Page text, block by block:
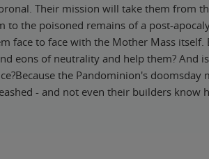
Their mission will take them from
to the poisoned remains of a post-
face to face with the Mother Mass itself.
eons of neutrality and help them? And
the Pandominion's doomsday
- and not even their builders know